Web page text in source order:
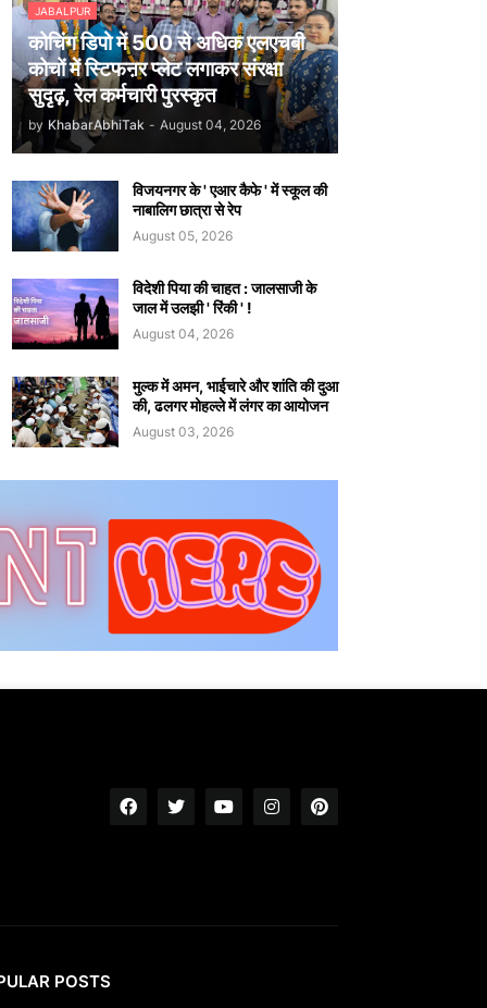
JABALPUR
कोचिंग डिपो में 500 से अधिक एलएचबी
कोचों में स्टिफऩर प्लेट लगाकर संरक्षा
सुदृढ़, रेल कर्मचारी पुरस्कृत
by KhabarAbhiTak - August 04, 2026
विजयनगर के ' एआर कैफे ' में स्कूल की
नाबालिग छात्रा से रेप
August 05, 2026
विदेशी पिया की चाहत : जालसाजी के
जाल में उलझी ' रिंकी ' !
August 04, 2026
मुल्क में अमन, भाईचारे और शांति की दुआ
की, ढलगर मोहल्ले में लंगर का आयोजन
August 03, 2026
POSTS